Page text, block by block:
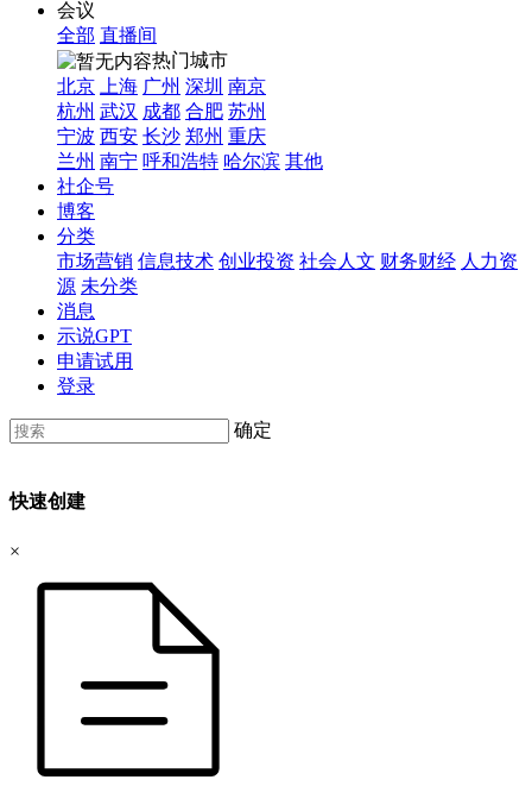
会议
全部 直播间
热门城市
北京
上海 广州 深圳 南京
杭州 武汉 成都 合肥 苏州
宁波 西安 长沙 郑州 重庆
兰州 南宁 呼和浩特 哈尔滨 其他
社企号
博客
分类
市场营销 信息技术 创业投资 社会人文 财务财经 人力资
源 未分类
消息
示说GPT
申请试用
登录
确定
快速创建
×